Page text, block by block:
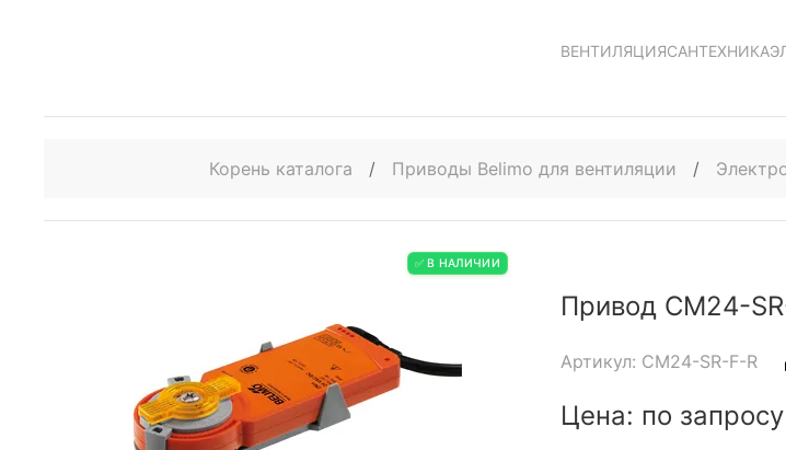
ВЕНТИЛЯЦИЯСАНТЕХНИКА
Корень каталога / Приводы Belimo для вентиляции /
✅ В НАЛИЧИИ
Привод CM24-
Артикул: CM24-SR-F-R
Цена: по запросу